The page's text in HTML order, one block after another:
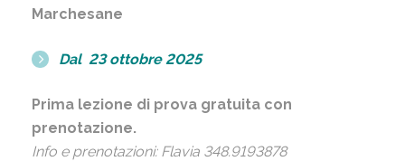
Marchesane
Dal 23 ottobre 2025
Prima lezione di prova gratuita con
prenotazione.
Info e prenotazioni: Flavia 348.9193878